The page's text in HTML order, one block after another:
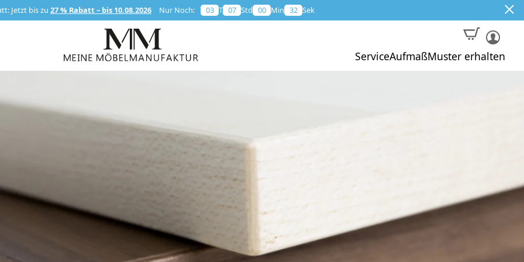
Jetzt bis zu 27 % Rabatt – bis 10.08.2026 Nur Noch: 03 T 07 Std 00 Min 31 Sek
ServiceAufmaßMuster erhalten